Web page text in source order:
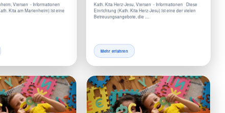
Viersen - Informationen
Kita am Marienheim) ist eine
Kath. Kita Herz-Jesu, Viersen - Informationen Diese
Einrichtung (Kath. Kita Herz-Jesu) ist eine der vielen
Betreuungsangebote, die …
Mehr erfahren